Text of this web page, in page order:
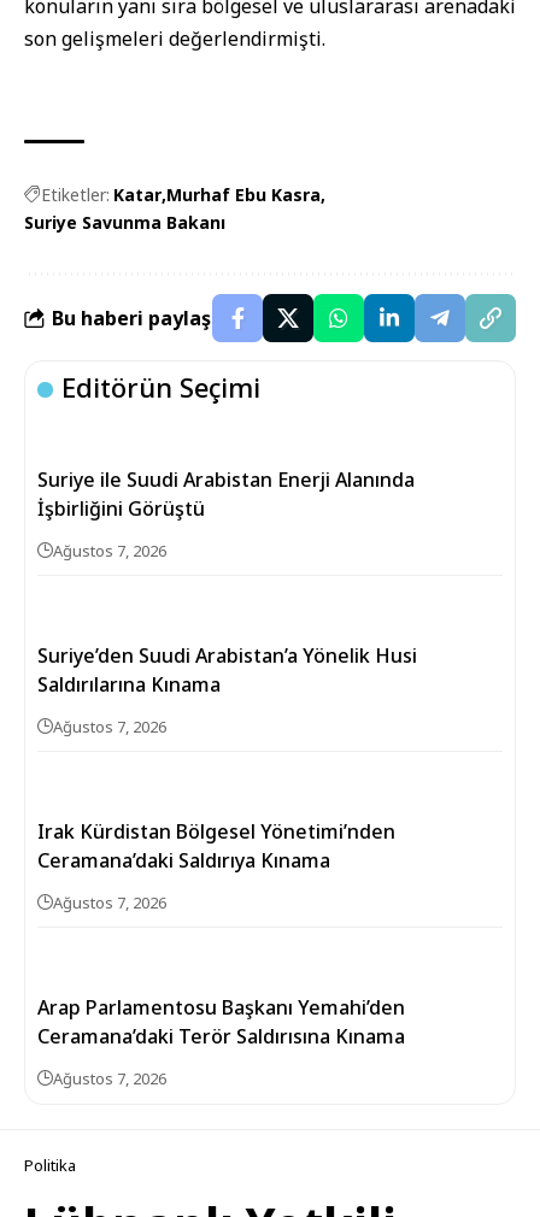
konuların yanı sıra bölgesel ve uluslararası arenadaki
son gelişmeleri değerlendirmişti.
Etiketler: Katar Murhaf Ebu Kasra
Suriye Savunma Bakanı
Bu haberi paylaş
Editörün Seçimi
Suriye ile Suudi Arabistan Enerji Alanında
İşbirliğini Görüştü
Ağustos 7, 2026
Suriye’den Suudi Arabistan’a Yönelik Husi
Saldırılarına Kınama
Ağustos 7, 2026
Irak Kürdistan Bölgesel Yönetimi’nden
Ceramana’daki Saldırıya Kınama
Ağustos 7, 2026
Arap Parlamentosu Başkanı Yemahi’den
Ceramana’daki Terör Saldırısına Kınama
Ağustos 7, 2026
Politika